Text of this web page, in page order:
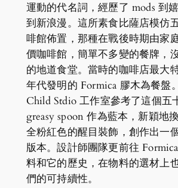
運動的代名詞，經歷了 mods 到
到新浪漫。這所素食比薩店模仿
啡館佈置，那種在戰後時期由家
價咖啡館，簡單不多變的餐牌，
的地道食堂。當時的咖啡店最大
年代發明的 Formica 膠木為餐盤
Child Stdio 工作室參考了這個五
greasy spoon 作為藍本，新穎地
全粉紅色的醒目裝飾，創作出一
版本。設計師團隊更前往
料和它的歷史，在物料的選材上
們的可持續性。